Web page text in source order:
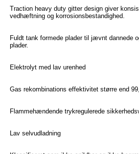
Traction heavy duty gitter design giver
vedhæftning og korrosionsbestandighed.
Fuldt tank formede plader til jævnt dannede
plader.
Elektrolyt med lav urenhed
Gas rekombinations effektivitet større end
Flammehændende trykregulerede
Lav selvudladning